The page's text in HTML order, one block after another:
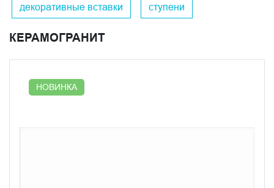
декоративные вставки ступени
КЕРАМОГРАНИТ
НОВИНКА